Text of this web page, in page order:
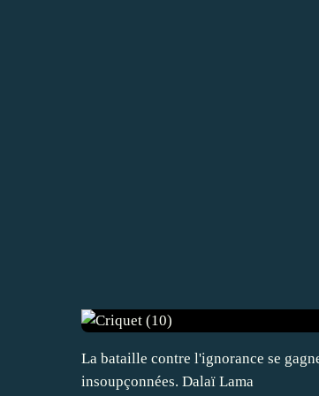
La bataille contre l'ignorance se
insoupçonnées. Dalaï Lama